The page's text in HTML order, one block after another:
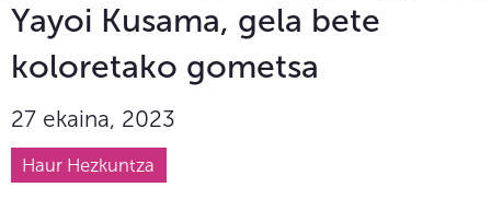
Yayoi Kusama, gela bete
koloretako gometsa
27 ekaina, 2023
Haur Hezkuntza